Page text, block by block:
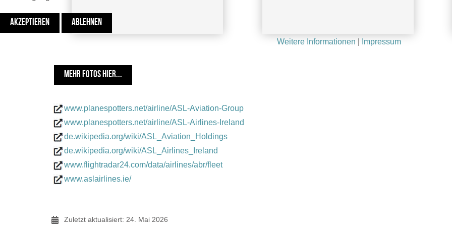
CGN 08.05.2022 Thorsten Seider
MEHR FOTOS HIER...
www.planespotters.net/airline/ASL-Aviation-Group
www.planespotters.net/airline/ASL-Airlines-Ireland
de.wikipedia.org/wiki/ASL_Aviation_Holdings
de.wikipedia.org/wiki/ASL_Airlines_Ireland
www.flightradar24.com/data/airlines/abr/fleet
www.aslairlines.ie/
Zuletzt aktualisiert: 24. Mai 2026
AKZEPTIEREN ABLEHNEN
Weitere Informationen Impressum